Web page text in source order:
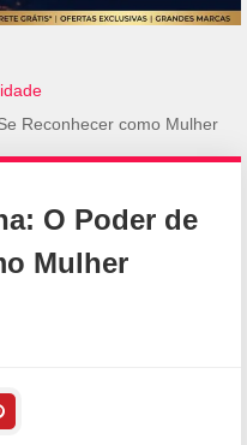
Reconhecer como Mulher
O Poder de
Mulher